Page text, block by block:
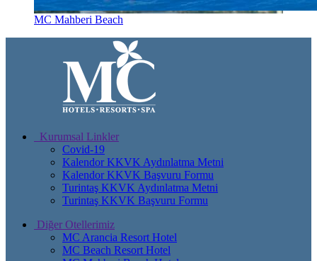
MC Mahberi Beach
Kurumsal Linkler
Covid-19
Kalendor KKVK Aydınlatma Metni
Kalendor KKVK Başvuru Formu
Turintaş KKVK Aydınlatma Metni
Turintaş KKVK Başvuru Formu
Diğer Otellerimiz
MC Arancia Resort Hotel
MC Beach Resort Hotel